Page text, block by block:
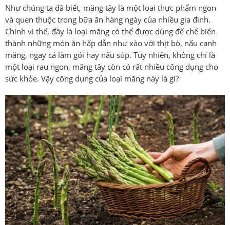
Như chúng ta đã biết, măng tây là một loai thực phẩm ngon
và quen thuộc trong bữa ăn hàng ngày của nhiều gia đình.
Chính vì thế, đây là loại măng có thể được dùng để chế biến
thành những món ăn hấp dẫn như xào với thịt bò, nấu canh
măng, ngay cả làm gỏi hay nấu súp. Tuy nhiên, không chỉ là
một loại rau ngon, măng tây còn có rất nhiều công dụng cho
sức khỏe. Vậy công dụng của loại măng này là gì?